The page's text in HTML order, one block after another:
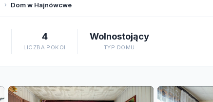
› Dom w Hajnówcwe
4
LICZBA POKOI
Wolnostojący
TYP DOMU